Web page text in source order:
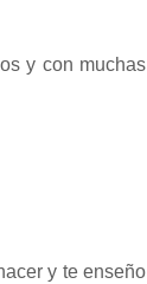
y con muchas
y te enseño